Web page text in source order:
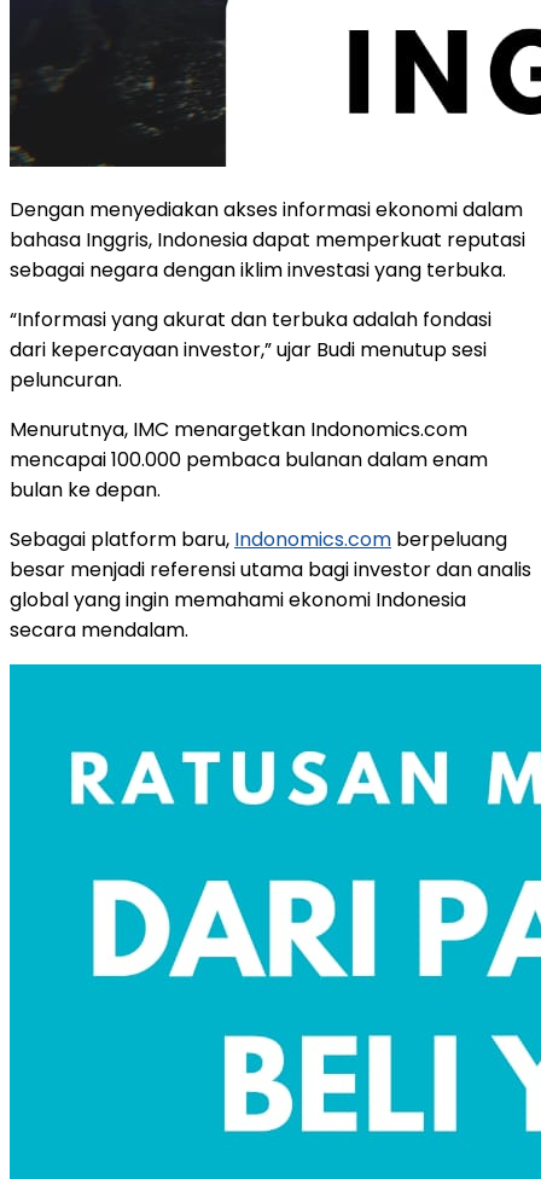
Dengan menyediakan akses informasi ekonomi dalam
bahasa Inggris, Indonesia dapat memperkuat reputasi
sebagai negara dengan iklim investasi yang terbuka.
“Informasi yang akurat dan terbuka adalah fondasi
dari kepercayaan investor,” ujar Budi menutup sesi
peluncuran.
Menurutnya, IMC menargetkan Indonomics.com
mencapai 100.000 pembaca bulanan dalam enam
bulan ke depan.
Sebagai platform baru, Indonomics.com berpeluang
besar menjadi referensi utama bagi investor dan analis
global yang ingin memahami ekonomi Indonesia
secara mendalam.